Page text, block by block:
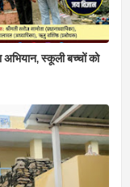
अभियान, स्कूली बच्चों को